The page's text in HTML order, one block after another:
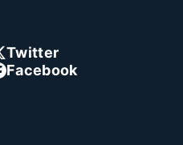
Twitter
Facebook